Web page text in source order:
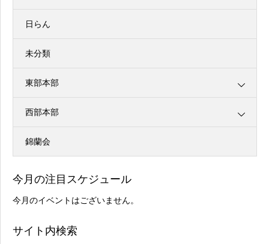
日らん
未分類
東部本部
西部本部
錦蘭会
今月の注目スケジュール
今月のイベントはございません。
サイト内検索